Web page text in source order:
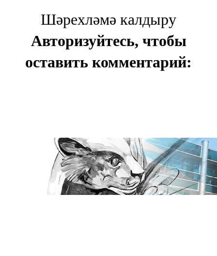
Шәрехләмә калдыру
Авторизуйтесь, чтобы
оставить комментарий: